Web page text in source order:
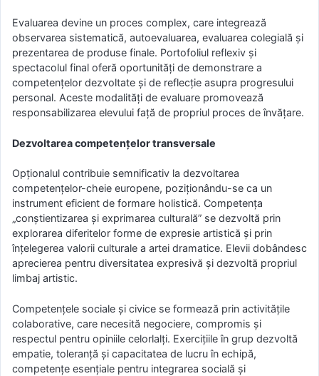
Evaluarea devine un proces complex, care integrează
observarea sistematică, autoevaluarea, evaluarea colegială și
prezentarea de produse finale. Portofoliul reflexiv și
spectacolul final oferă oportunități de demonstrare a
competențelor dezvoltate și de reflecție asupra progresului
personal. Aceste modalități de evaluare promovează
responsabilizarea elevului față de propriul proces de învățare.
Dezvoltarea competențelor transversale
Opționalul contribuie semnificativ la dezvoltarea
competențelor-cheie europene, poziționându-se ca un
instrument eficient de formare holistică. Competența
„conștientizarea și exprimarea culturală” se dezvoltă prin
explorarea diferitelor forme de expresie artistică și prin
înțelegerea valorii culturale a artei dramatice. Elevii dobândesc
aprecierea pentru diversitatea expresivă și dezvoltă propriul
limbaj artistic.
Competențele sociale și civice se formează prin activitățile
colaborative, care necesită negociere, compromis și
respectul pentru opiniile celorlalți. Exercițiile în grup dezvoltă
empatie, toleranță și capacitatea de lucru în echipă,
competențe esențiale pentru integrarea socială și